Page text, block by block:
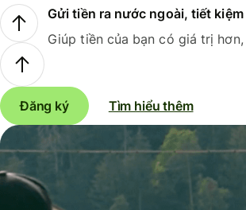
Gửi tiền ra nước ngoài, tiết
Giúp tiền của bạn có giá trị
Đăng ký Tìm hiểu thêm